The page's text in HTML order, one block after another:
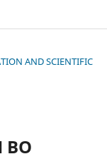
AND SCIENTIFIC
ВО